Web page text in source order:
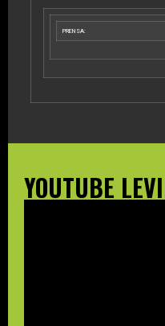
PRENSA:
YOUTUBE